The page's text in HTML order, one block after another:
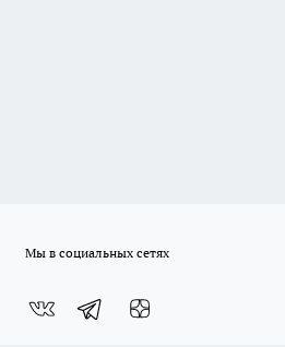
Мы в социальных сетях